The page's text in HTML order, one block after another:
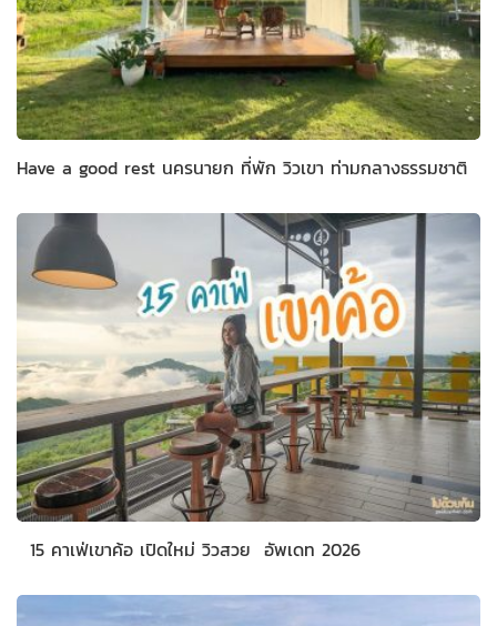
Have a good rest นครนายก ที่พัก วิวเขา ท่ามกลางธรรมชาติ
15 คาเฟ่เขาค้อ เปิดใหม่ วิวสวย อัพเดท 2026